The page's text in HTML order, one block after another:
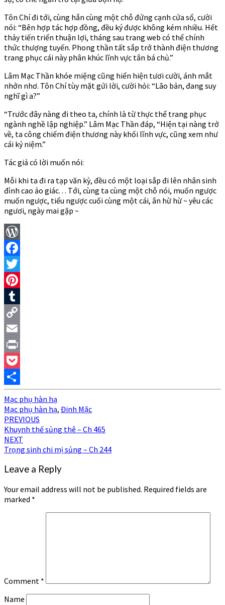
Tôn Chí đi tới, cùng hắn cùng một chỗ đứng cạnh cửa sổ, cười
nói: “Bên hợp tác hợp đồng, đều ký được không kém nhiều. Hết
thảy tiến triển thuận lợi, tháng sau trang web có thể chính
thức thượng tuyến. Phong thần tất sắp trở thành điện thương
trang phục cái này phân khúc lĩnh vực tân bá chủ.”
Lâm Mạc Thần khóe miệng cũng hiển hiện tươi cười, ánh mắt
nhởn nhơ. Tôn Chí tùy mặt gửi lời, cười hỏi: “Lão bản, đang suy
nghĩ gì a?”
“Trước đây nàng đi theo ta, chính là từ thực thể trang phục
ngành nghề lập nghiệp.” Lâm Mạc Thần đáp, “Hiện tại nàng trở
về, ta công chiếm điện thương này khối lĩnh vực, cũng xem như
cái kỷ niệm.”
Tác giả có lời muốn nói:
Mỗi khi ta đi ra tạp văn kỳ, đều có một loại sắp đi lên nhân sinh
đỉnh cao ảo giác. . . Tới, cùng ta cùng một chỗ nói, muốn ngược
muốn ngược, tiểu ngược cuối cùng một cái, ân hừ hừ ~ yêu các
ngươi, ngày mai gặp ~
WordPress
Facebook
Twitter
Pinterest
Tumblr
Copy
Link
Email
Print
Pocket
Share
Mạc phụ hàn hạ
Mạc phụ hàn hạ, Đinh Mặc
Post
navigation
PREVIOUS
Khuynh thế sủng thê – Ch 465
NEXT
Trọng sinh chi mị sủng – Ch 244
Leave a Reply
Your email address will not be published. Required fields are
marked *
Comment *
Name